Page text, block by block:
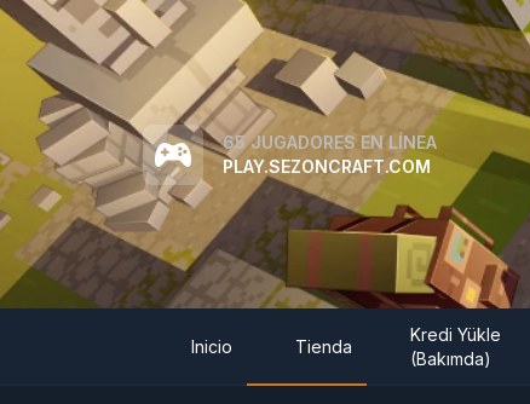
65 JUGADORES EN LÍNEA
PLAY.SEZONCRAFT.COM
Inicio Tienda
Kredi Yükle
(Bakımda)